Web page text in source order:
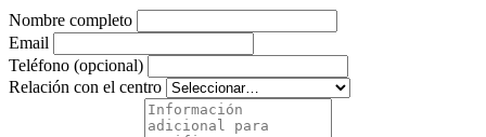
Nombre completo
Email
Teléfono (opcional)
Relación con el centro